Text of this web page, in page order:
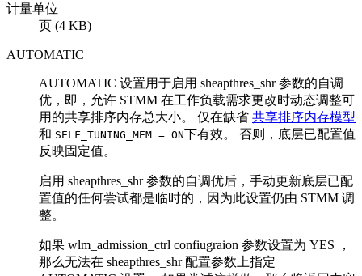
计量单位
页 (4 KB)
AUTOMATIC
AUTOMATIC 设置用于启用 sheapthres_shr参数的自调
优，即，允许 STMM 在工作负载需求更改时动态调整可
用的共享排序内存总大小。 仅在缺省 共享排序内存模型
和 SELF_TUNING_MEM = ON下有效。 否则，底层已配置值
反映固定值。
启用 sheapthres_shr参数的自调优后，手动更新底层已配
置值的任何尝试都是临时的，因为此设置仍由 STMM 调
整。
如果 wlm_admission_ctrl confiugraion 参数设置为 YES ，
那么无法在 sheapthres_shr配置参数上指定